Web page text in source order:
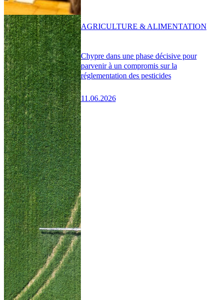
Chypre dans une phase décisive pour
parvenir à un compromis sur la
réglementation des pesticides
11.06.2026
AGRICULTURE & ALIMENTATION